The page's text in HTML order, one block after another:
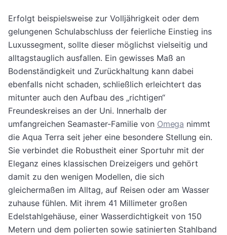
Erfolgt beispielsweise zur Volljährigkeit oder dem
gelungenen Schulabschluss der feierliche Einstieg ins
Luxussegment, sollte dieser möglichst vielseitig und
alltagstauglich ausfallen. Ein gewisses Maß an
Bodenständigkeit und Zurückhaltung kann dabei
ebenfalls nicht schaden, schließlich erleichtert das
mitunter auch den Aufbau des „richtigen“
Freundeskreises an der Uni. Innerhalb der
umfangreichen Seamaster-Familie von Omega nimmt
die Aqua Terra seit jeher eine besondere Stellung ein.
Sie verbindet die Robustheit einer Sportuhr mit der
Eleganz eines klassischen Dreizeigers und gehört
damit zu den wenigen Modellen, die sich
gleichermaßen im Alltag, auf Reisen oder am Wasser
zuhause fühlen. Mit ihrem 41 Millimeter großen
Edelstahlgehäuse, einer Wasserdichtigkeit von 150
Metern und dem polierten sowie satinierten Stahlband